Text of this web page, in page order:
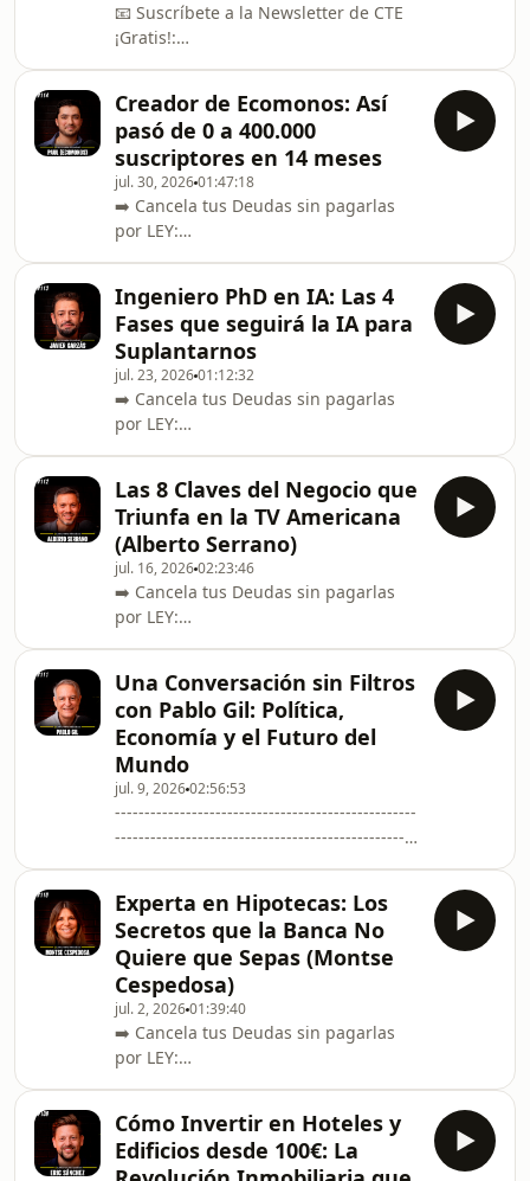
📧 Suscríbete a la Newsletter de CTE
¡Gratis!:
---------------------------------------------------
-------------------➡️ Cancela tus Deudas
sin pagarlas por LEY:
https://www.areajuridicaglobal.com/javier-
lopez/🌐 ¿Te interesa ser socio de
Javier?: https://franquiciajuridica.es/--
-----------------------------------
Creador de Ecomonos: Así
pasó de 0 a 400.000
suscriptores en 14 meses
jul. 30, 202601:47:18
➡️ Cancela tus Deudas sin pagarlas
por LEY:
Javier?: https://franquiciajuridica.es/--
---------------------------------------------------
---------------------------------------------------
-------------------📲 Canal de Paul:
https://www.youtube.com/@GazalvoUV
📲 Canal de Ecomonos:
https://www.youtube.com/@ecomonos
-----------
Ingeniero PhD en IA: Las 4
Fases que seguirá la IA para
Suplantarnos
jul. 23, 202601:12:32
➡️ Cancela tus Deudas sin pagarlas
por LEY:
Javier?: https://franquiciajuridica.es/--
---------------------------------------------------
---------------------------------------------------
-------------------📲 Instagram de Javier
Garzás:
https://www.instagram.com/javiergarzas/-
------------------------------------------------
Las 8 Claves del Negocio que
Triunfa en la TV Americana
(Alberto Serrano)
jul. 16, 202602:23:46
➡️ Cancela tus Deudas sin pagarlas
por LEY:
Javier?: https://franquiciajuridica.es/--
---------------------------------------------------
---------------------------------------------------
-------------------📲 Instagram de
TrasterosPlus:
https://www.instagram.com/trasterosplus/
📲 Instagram de Alberto Serrano:
https://www.inst
Una Conversación sin Filtros
con Pablo Gil: Política,
Economía y el Futuro del
Mundo
jul. 9, 202602:56:53
---------------------------------------------------
---------------------------------------------------
https://www.instagram.com/pablogiltrader/-
---------------------------------------------------
---------------------------------------------------
--------------------¡Bienvenidos a
Cuéntanos tu Éxito!🎙️Nos vemos todos
los jueves, suscríbete: https://www
Experta en Hipotecas: Los
Secretos que la Banca No
Quiere que Sepas (Montse
Cespedosa)
jul. 2, 202601:39:40
➡️ Cancela tus Deudas sin pagarlas
por LEY:
Javier?: https://franquiciajuridica.es/--
---------------------------------------------------
Cómo Invertir en Hoteles y
Edificios desde 100€: La